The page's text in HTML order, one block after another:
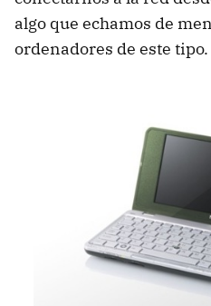
algo que echamos de
ordenadores de este tipo.